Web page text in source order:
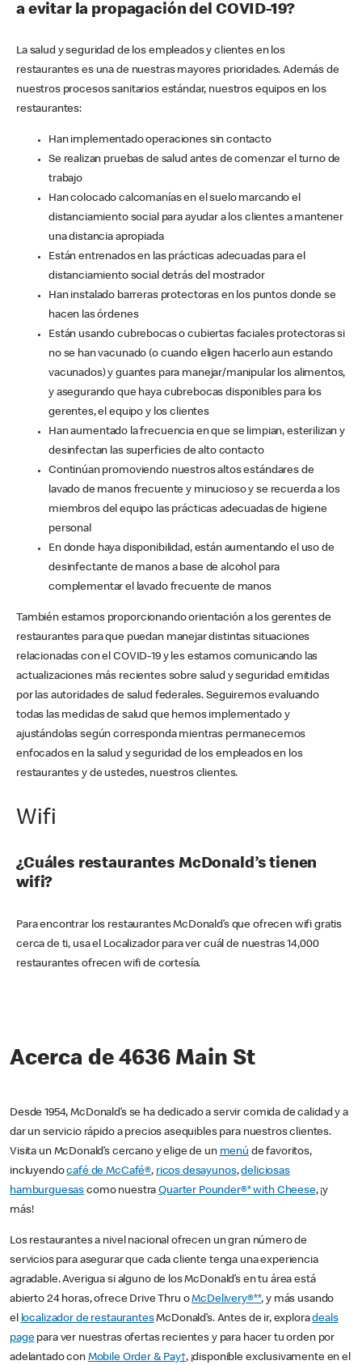
a evitar la propagación del COVID-19?
La salud y seguridad de los empleados y clientes en los
restaurantes es una de nuestras mayores prioridades. Además de
nuestros procesos sanitarios estándar, nuestros equipos en los
restaurantes:
Han implementado operaciones sin contacto
Se realizan pruebas de salud antes de comenzar el turno de
trabajo
Han colocado calcomanías en el suelo marcando el
distanciamiento social para ayudar a los clientes a mantener
una distancia apropiada
Están entrenados en las prácticas adecuadas para el
distanciamiento social detrás del mostrador
Han instalado barreras protectoras en los puntos donde se
hacen las órdenes
Están usando cubrebocas o cubiertas faciales protectoras si
no se han vacunado (o cuando eligen hacerlo aun estando
vacunados) y guantes para manejar/manipular los alimentos,
y asegurando que haya cubrebocas disponibles para los
gerentes, el equipo y los clientes
Han aumentado la frecuencia en que se limpian, esterilizan y
desinfectan las superficies de alto contacto
Continúan promoviendo nuestros altos estándares de
lavado de manos frecuente y minucioso y se recuerda a los
miembros del equipo las prácticas adecuadas de higiene
personal
En donde haya disponibilidad, están aumentando el uso de
desinfectante de manos a base de alcohol para
complementar el lavado frecuente de manos
También estamos proporcionando orientación a los gerentes de
restaurantes para que puedan manejar distintas situaciones
relacionadas con el COVID-19 y les estamos comunicando las
actualizaciones más recientes sobre salud y seguridad emitidas
por las autoridades de salud federales. Seguiremos evaluando
todas las medidas de salud que hemos implementado y
ajustándolas según corresponda mientras permanecemos
enfocados en la salud y seguridad de los empleados en los
restaurantes y de ustedes, nuestros clientes.
Wifi
¿Cuáles restaurantes McDonald’s tienen
wifi?
Para encontrar los restaurantes McDonald’s que ofrecen wifi gratis
cerca de ti, usa el Localizador para ver cuál de nuestras 14,000
restaurantes ofrecen wifi de cortesía.
Acerca de 4636 Main St
Desde 1954, McDonald’s se ha dedicado a servir comida de calidad y a
dar un servicio rápido a precios asequibles para nuestros clientes.
Visita un McDonald’s cercano y elige de un menú de favoritos,
incluyendocafé de McCafé®, ricos desayunos,deliciosas
hamburguesas como nuestraQuarter Pounder®* with Cheese, ¡y
más!
Los restaurantes a nivel nacional ofrecen un gran número de
servicios para asegurar que cada cliente tenga una experiencia
agradable. Averigua si alguno de los McDonald’s en tu área está
abierto 24 horas, ofrece Drive Thru oMcDelivery®**, y más usando
el localizador de restaurantesMcDonald’s. Antes de ir, exploradeals
pagepara ver nuestras ofertas recientes y para hacer tu orden por
adelantado con Mobile Order & Pay†, ¡disponible exclusivamente en el